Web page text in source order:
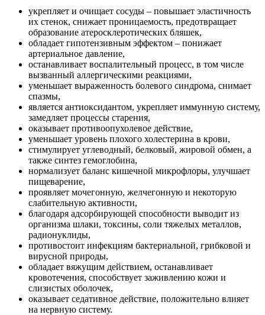
укрепляет и очищает сосуды – повышает эластичность
их стенок, снижает проницаемость, предотвращает
образование атеросклеротических бляшек,
обладает гипотензивным эффектом – понижает
артериальное давление,
останавливает воспалительный процесс, в том числе
вызванный аллергическими реакциями,
уменьшает выраженность болевого синдрома, снимает
спазмы,
является антиоксидантом, укрепляет иммунную систему,
замедляет процессы старения,
оказывает противоопухолевое действие,
уменьшает уровень плохого холестерина в крови,
стимулирует углеводный, белковый, жировой обмен, а
также синтез гемоглобина,
нормализует баланс кишечной микрофлоры, улучшает
пищеварение,
проявляет мочегонную, желчегонную и некоторую
слабительную активности,
благодаря адсорбирующей способности выводит из
организма шлаки, токсины, соли тяжелых металлов,
радионуклиды,
противостоит инфекциям бактериальной, грибковой и
вирусной природы,
обладает вяжущим действием, останавливает
кровотечения, способствует заживлению кожи и
слизистых оболочек,
оказывает седативное действие, положительно влияет
на нервную систему.